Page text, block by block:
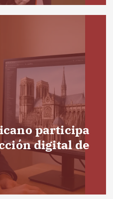
participa
digital de